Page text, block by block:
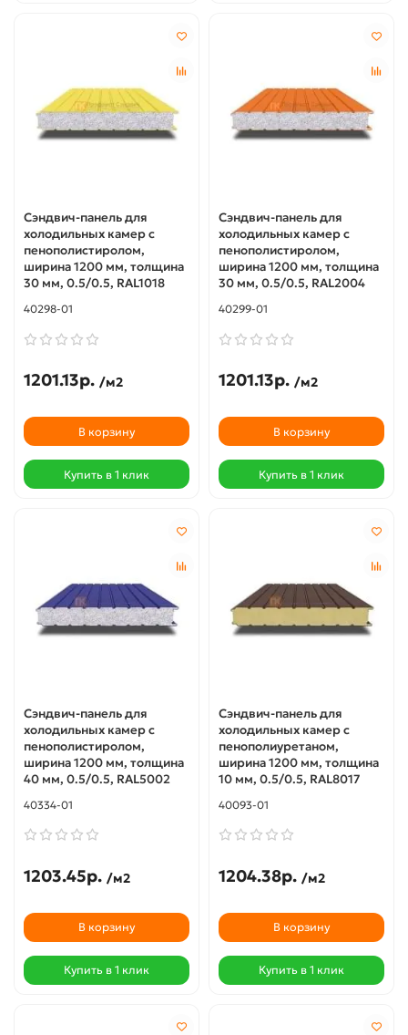
Сэндвич-панель для
холодильных камер с
пенополистиролом,
ширина 1200 мм, толщина
30 мм, 0.5/0.5, RAL1018
40298-01
1201.13р. /м2
В корзину
Купить в 1 клик
Сэндвич-панель для
холодильных камер с
пенополистиролом,
ширина 1200 мм, толщина
30 мм, 0.5/0.5, RAL2004
40299-01
1201.13р. /м2
В корзину
Купить в 1 клик
Сэндвич-панель для
холодильных камер с
пенополистиролом,
ширина 1200 мм, толщина
40 мм, 0.5/0.5, RAL5002
40334-01
1203.45р. /м2
В корзину
Купить в 1 клик
Сэндвич-панель для
холодильных камер с
пенополиуретаном,
ширина 1200 мм, толщина
10 мм, 0.5/0.5, RAL8017
40093-01
1204.38р. /м2
В корзину
Купить в 1 клик